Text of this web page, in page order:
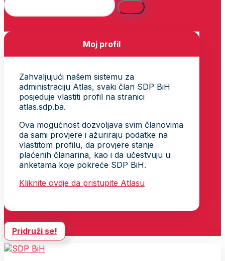
Moj profil
Zahvaljujući našem sistemu za
administraciju Atlas, svaki član SDP BiH
posjeduje vlastiti profil na stranici
atlas.sdp.ba.
Ova mogućnost dozvoljava svim članovima
da sami provjere i ažuriraju podatke na
vlastitom profilu, da provjere stanje
plaćenih članarina, kao i da učestvuju u
anketama koje pokreće SDP BiH.
Kliknite ovdje da pristupite Atlasu
Pridruži se!